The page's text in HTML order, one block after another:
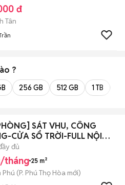
đ
Tân
?
256 GB 512 GB 1 TB
SÁT VHU, CÔNG
CỬA SỔ TRỜI-FULL NỘI
đủ
tháng 25 m²
Phú (P. Phú Thọ Hòa mới)